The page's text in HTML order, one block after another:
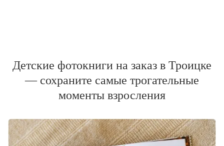
Детские фотокниги на заказ в Троицке
— сохраните самые трогательные
моменты взросления